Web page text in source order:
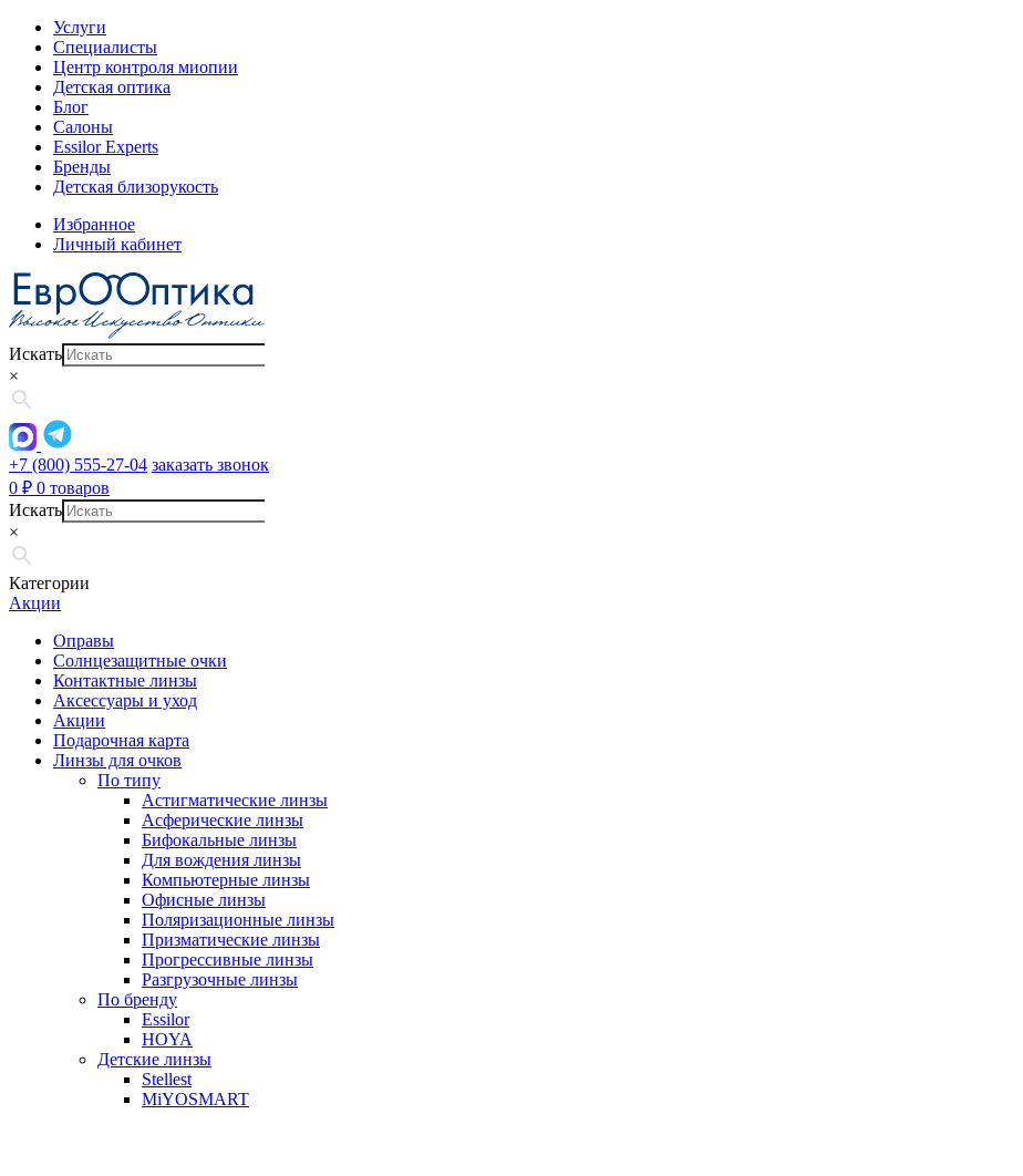
Услуги
Специалисты
Центр контроля миопии
Детская оптика
Блог
Салоны
Essilor Experts
Бренды
Детская близорукость
Избранное
Личный кабинет
Искать
×
+7 (800) 555-27-04 заказать звонок
0 ₽ 0 товаров
Искать
×
Категории
Акции
Оправы
Солнцезащитные очки
Контактные линзы
Аксессуары и уход
Акции
Подарочная карта
Линзы для очков
По типу
Астигматические линзы
Асферические линзы
Бифокальные линзы
Для вождения линзы
Компьютерные линзы
Офисные линзы
Поляризационные линзы
Призматические линзы
Прогрессивные линзы
Разгрузочные линзы
По бренду
Essilor
HOYA
Детские линзы
Stellest
MiYOSMART